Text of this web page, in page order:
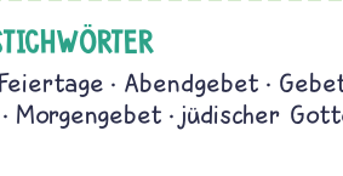
Abendgebet
Morgengebet
jüdischer